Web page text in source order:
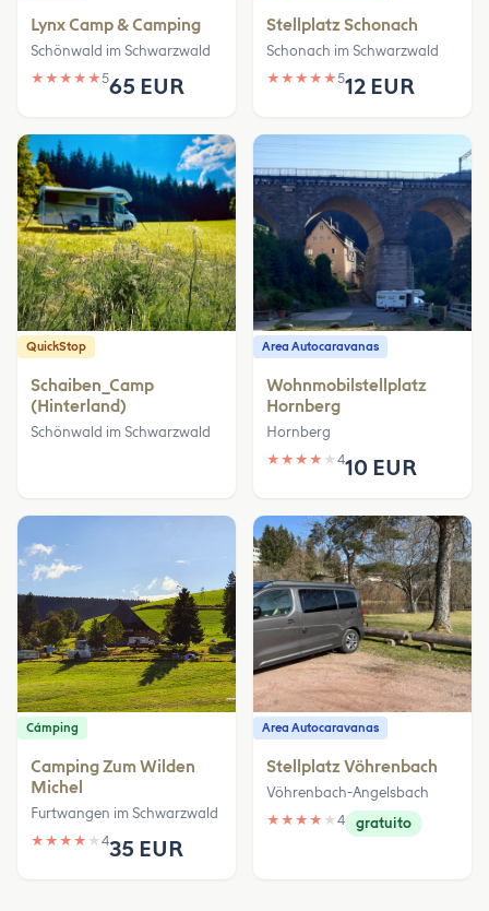
Lynx Camp & Camping
Schönwald im Schwarzwald
★ ★ ★ ★ ★565 EUR
Stellplatz Schonach
Schonach im Schwarzwald
★ ★ ★ ★ ★512 EUR
QuickStop
Schaiben_Camp
(Hinterland)
Schönwald im Schwarzwald
Area Autocaravanas
Wohnmobilstellplatz
Hornberg
Hornberg
★ ★ ★ ★ ★ 410 EUR
Cámping
Camping Zum Wilden
Michel
Furtwangen im Schwarzwald
★ ★ ★ ★ ★ 435 EUR
Area Autocaravanas
Stellplatz Vöhrenbach
Vöhrenbach-Angelsbach
★ ★ ★ ★ ★ 4 gratuito